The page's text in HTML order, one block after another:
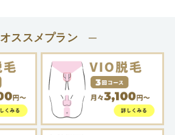
ススメプラン ─